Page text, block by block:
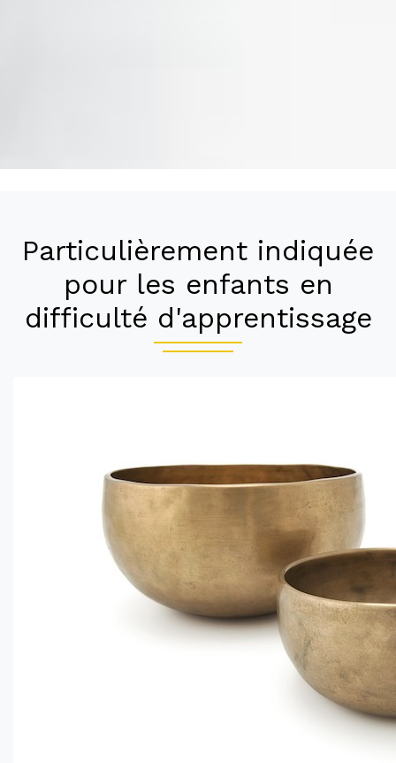
Particulièrement indiquée
pour les enfants en
difficulté d'apprentissage